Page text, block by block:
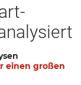
einen großen